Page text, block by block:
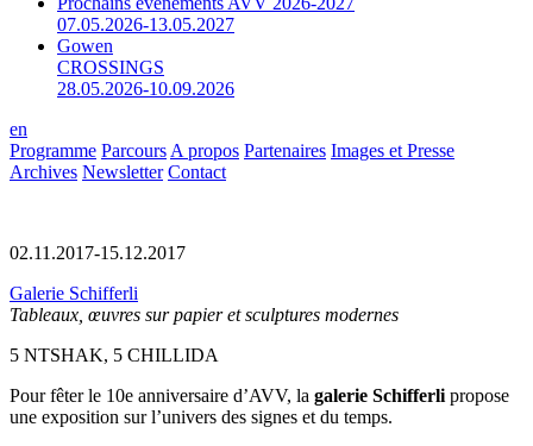
07.05.2026-13.05.2027
Gowen
CROSSINGS
28.05.2026-10.09.2026
en
Programme Parcours A propos Partenaires Images et Presse
Archives Newsletter Contact
02.11.2017-15.12.2017
Galerie Schifferli
Tableaux, œuvres sur papier et sculptures modernes
5 NTSHAK, 5 CHILLIDA
Pour fêter le 10e anniversaire d’AVV, la galerie Schifferli propose
une exposition sur l’univers des signes et du temps.